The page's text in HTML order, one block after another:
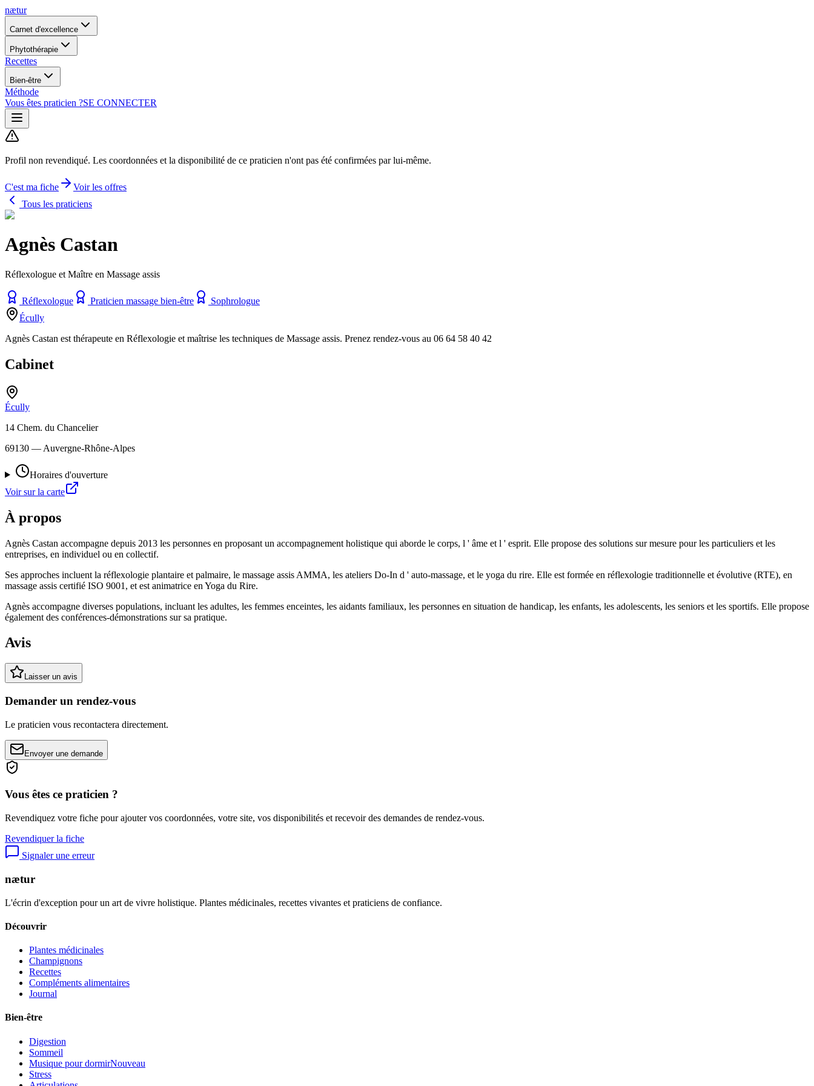
nætur
Carnet d'excellence
Phytothérapie
Recettes
Bien-être
Méthode
Vous êtes praticien ?SE CONNECTER
Profil non revendiqué. Les coordonnées et la disponibilité de ce praticien n'ont pas été confirmées par lui-même.
C'est ma fiche
Voir les offres
Tous les praticiens
Agnès Castan
Réflexologue et Maître en Massage assis
Réflexologue Praticien massage bien-être
Sophrologue
Écully
Agnès Castan est thérapeute en Réflexologie et maîtrise les techniques de Massage assis. Prenez rendez-vous au 06 64 58 40 42
Cabinet
Écully
14 Chem. du Chancelier
69130 — Auvergne-Rhône-Alpes
Horaires d'ouverture
Voir sur la carte
À propos
Agnès Castan accompagne depuis 2013 les personnes en proposant un accompagnement holistique qui aborde le corps, l ' âme et l ' esprit. Elle propose des solutions sur mesure pour les particuliers et les
entreprises, en individuel ou en collectif.
Ses approches incluent la réflexologie plantaire et palmaire, le massage assis AMMA, les ateliers Do-In d ' auto-massage, et le yoga du rire. Elle est formée en réflexologie traditionnelle et évolutive (RTE), en
massage assis certifié ISO 9001, et est animatrice en Yoga du Rire.
Agnès accompagne diverses populations, incluant les adultes, les femmes enceintes, les aidants familiaux, les personnes en situation de handicap, les enfants, les adolescents, les seniors et les sportifs. Elle propose
également des conférences-démonstrations sur sa pratique.
Avis
Laisser un avis
Demander un rendez-vous
Le praticien vous recontactera directement.
Envoyer une demande
Vous êtes ce praticien ?
Revendiquez votre fiche pour ajouter vos coordonnées, votre site, vos disponibilités et recevoir des demandes de rendez-vous.
Revendiquer la fiche
Signaler une erreur
nætur
L'écrin d'exception pour un art de vivre holistique. Plantes médicinales, recettes vivantes et praticiens de confiance.
Découvrir
Plantes médicinales
Champignons
Recettes
Compléments alimentaires
Journal
Bien-être
Digestion
Sommeil
Musique pour dormirNouveau
Stress